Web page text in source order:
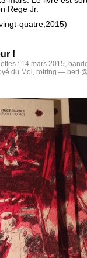
Rege Jr.
quatre,2015)
!
: 14 mars 2015,
du Moi, rotring — bert